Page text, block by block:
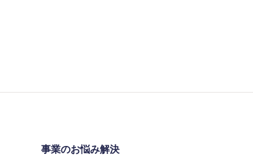
事業のお悩み解決